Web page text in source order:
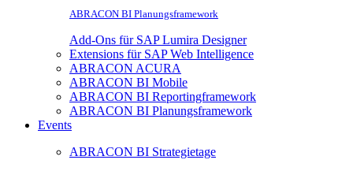
ABRACON BI Planungsframework
Add-Ons für SAP Lumira Designer
Extensions für SAP Web Intelligence
ABRACON ACURA
ABRACON BI Mobile
ABRACON BI Reportingframework
ABRACON BI Planungsframework
Events
ABRACON BI Strategietage